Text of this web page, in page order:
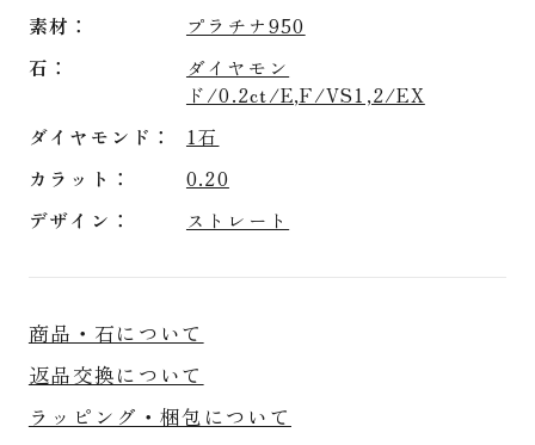
素材
プラチナ950
石
ダイヤモン
ド/0.2ct/E,F/VS1,2/EX
ダイヤモンド
1石
カラット
0.20
デザイン
ストレート
商品・石について
返品交換について
ラッピング・梱包について